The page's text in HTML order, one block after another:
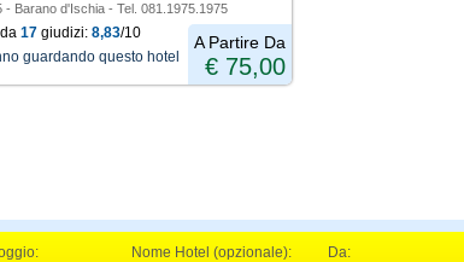
- Barano d'Ischia - Tel. 081.1975.1975
17 giudizi: 8,83/10
guardando questo hotel
A Partire Da
€ 75,00
Nome Hotel (opzionale): Da: